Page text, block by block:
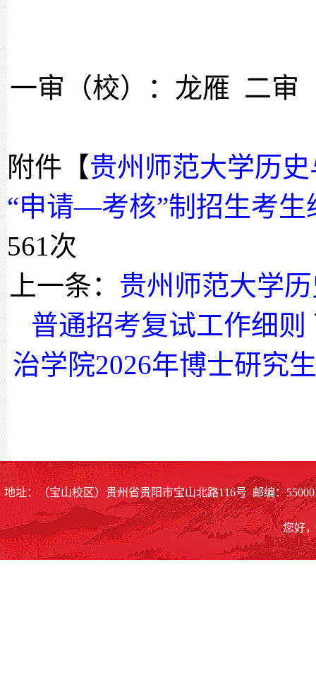
一审（校）：龙雁 二审
附件【贵州师范大学历
“申请—考核”制招生考生
561次
上一条： 贵州师范大学
普通招考复试工作细则
治学院2026年博士研究
地址：（宝山校区）贵州省贵阳市宝山北路116号 邮编：
您好